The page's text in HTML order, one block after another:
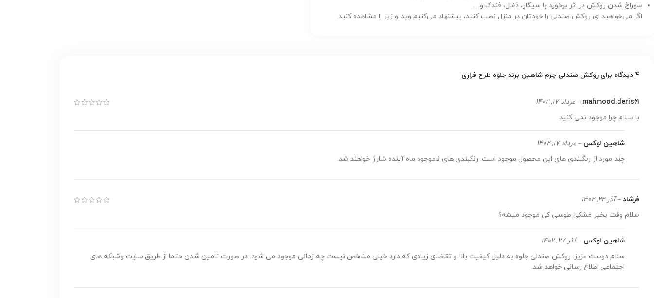
سوراخ شدن روکش در اثر برخورد با سیگار، ذغال، فندک و…
اگر می‌خواهید ای روکش صندلی را خودتان در منزل نصب کنید، پیشنهاد می‌کنیم ویدیو زیر را مشاهده کنید.
4 دیدگاه برای روکش صندلی چرم شاهین برند جلوه طرح فراری
mahmood.deris61
– مرداد 17, 1402
با سلام چرا موجود نمی کنید
شاهین لوکس – مرداد 17, 1402
چند مورد از رنگبندی های این محصول موجود است. رنگبندی های ناموجود ماه آینده شارژ خواهند شد.
فرشاد – آذر 22, 1402
سلام وقت بخیر مشکی طوسی کی موجود میشه؟
شاهین لوکس – آذر 27, 1402
سلام دوست عزیز. روکش صندلی جلوه به دلیل کیفیت بالا و تقاضای زیادی که دارد خیلی مشخص نیست چه زمانی موجود می شود. در صورت تامین شدن حتما از طریق سایت وشبکه های
اجتماعی اطلاع رسانی خواهد شد.